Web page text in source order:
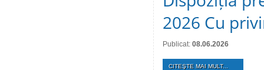
2026 Cu
Publicat: 08.06.2026
CITEŞTE MAI MULT...